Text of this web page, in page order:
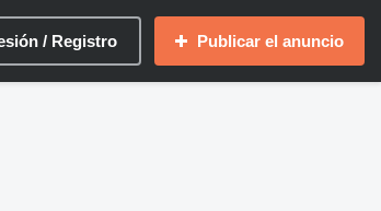
/ Registro Publicar el anuncio